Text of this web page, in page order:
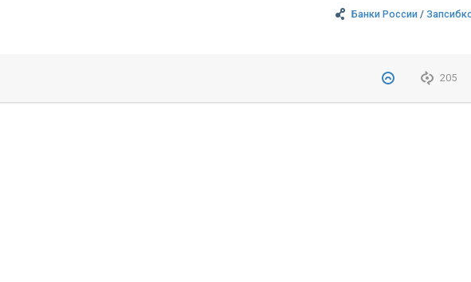
Банки России /
205